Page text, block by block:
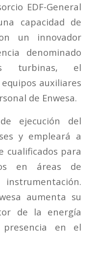
EDF-General
capacidad de
un innovador
denominado
turbinas, el
auxiliares
de Enwesa.
ejecución del
y empleará a
cualificados para
en áreas de
aumenta su
de la energía
en el